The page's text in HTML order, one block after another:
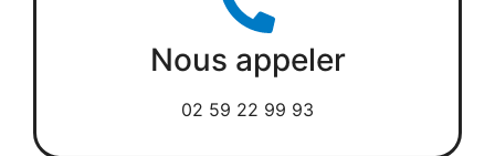
Nous appeler
02 59 22 99 93